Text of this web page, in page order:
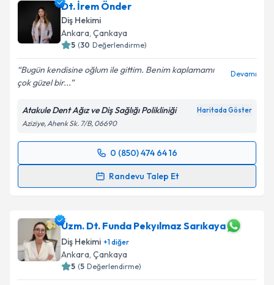
Dt. İrem Önder
Diş Hekimi
Ankara, Çankaya
5 (30 Değerlendirme)
Bugün kendisine oğlum ile gittim. Benim kaplamamı
çok güzel bir...
Devamı
Atakule Dent Ağız ve Diş Sağlığı Polikliniği Haritada Göster
Aziziye, Ahenk Sk. 7/B, 06690
0 (850) 474 64 16
Randevu Talep Et
Randevu Takvimi Talebi
hazırlandığında e-posta ile bilgilendireceğiz.
E-posta Adresiniz
Uzm. Dt. Funda Pekyılmaz Sarıkaya
Diş Hekimi +1diğer
Ankara, Çankaya
5 (5 Değerlendirme)